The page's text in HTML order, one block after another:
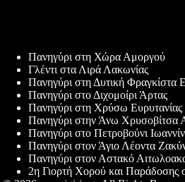
Πανηγύρι στη Χώρα Αμοργού
Γλέντι στα Λιρά Λακωνίας
Πανηγύρι στη Δυτική Φραγκίστα
Πανηγύρι στο Διχομοίρι Άρτας
Πανηγύρι στη Χρύσω Ευρυτανίας
Πανηγύρι στην Άνω Χρυσοβίτσα
Πανηγύρι στο Πετροβούνι
Πανηγύρι στον Άγιο Λέοντα
Πανηγύρι στον Αστακό
2η Γιορτή Χορού και Παράδοσης